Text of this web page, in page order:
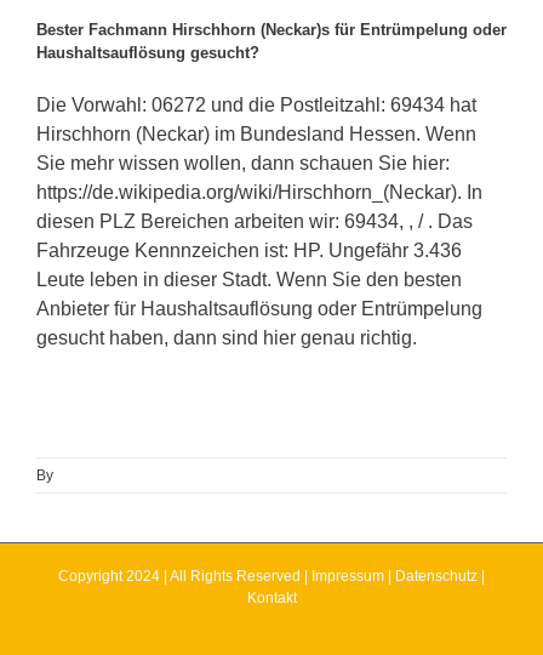
Bester Fachmann Hirschhorn (Neckar)s für Entrümpelung oder
Haushaltsauflösung gesucht?
Die Vorwahl: 06272 und die Postleitzahl: 69434 hat
Hirschhorn (Neckar) im Bundesland Hessen. Wenn
Sie mehr wissen wollen, dann schauen Sie hier:
https://de.wikipedia.org/wiki/Hirschhorn_(Neckar). In
diesen PLZ Bereichen arbeiten wir: 69434, , / . Das
Fahrzeuge Kennnzeichen ist: HP. Ungefähr 3.436
Leute leben in dieser Stadt. Wenn Sie den besten
Anbieter für Haushaltsauflösung oder Entrümpelung
gesucht haben, dann sind hier genau richtig.
By
Copyright 2024 | All Rights Reserved | Impressum Datenschutz
Kontakt